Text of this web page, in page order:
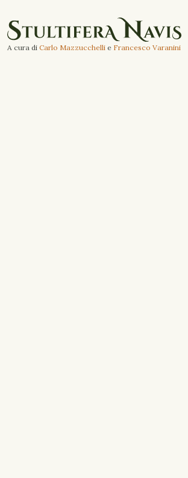
A cura di Carlo Mazzucchelli e Francesco Varanini